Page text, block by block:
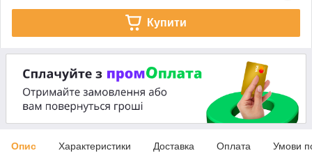
Купити
Опис Характеристики Доставка Оплата Умови